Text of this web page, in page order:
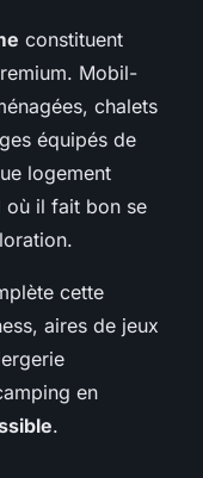
constituent
Mobil-
chalets
équipés de
logement
où il fait bon se
cette
aires de jeux
en
.